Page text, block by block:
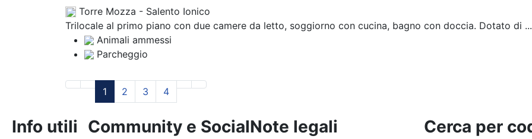
Torre Mozza - Salento Ionico
Trilocale al primo piano con due camere da letto, soggiorno con cucina, bagno con doccia. Dotato di ...
Animali ammessi
Parcheggio
1 2 3 4
Info utili Community e SocialNote legali Cerca per